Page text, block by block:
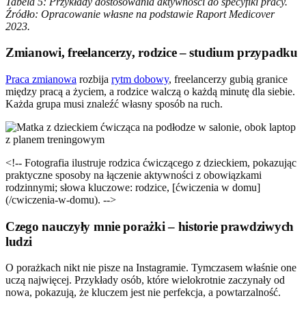
Źródło: Opracowanie własne na podstawie Raport Medicover
2023.
Zmianowi, freelancerzy, rodzice – studium przypadku
Praca zmianowa rozbija rytm dobowy, freelancerzy gubią granice
między pracą a życiem, a rodzice walczą o każdą minutę dla siebie.
Każda grupa musi znaleźć własny sposób na ruch.
<!-- Fotografia ilustruje rodzica ćwiczącego z dzieckiem, pokazując
praktyczne sposoby na łączenie aktywności z obowiązkami
rodzinnymi; słowa kluczowe: rodzice, [ćwiczenia w domu]
(/cwiczenia-w-domu). -->
Czego nauczyły mnie porażki – historie prawdziwych
ludzi
O porażkach nikt nie pisze na Instagramie. Tymczasem właśnie one
uczą najwięcej. Przykłady osób, które wielokrotnie zaczynały od
nowa, pokazują, że kluczem jest nie perfekcja, a powtarzalność.